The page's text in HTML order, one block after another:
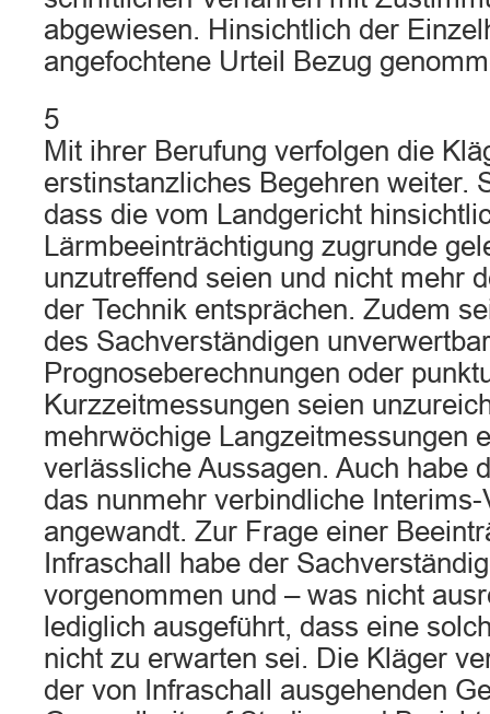
abgewiesen. Hinsichtlich der
angefochtene Urteil Bezug
5
Mit ihrer Berufung verfolgen die
erstinstanzliches Begehren weiter.
dass die vom Landgericht
Lärmbeeinträchtigung zugrunde
unzutreffend seien und nicht mehr
der Technik entsprächen. Zudem
des Sachverständigen
Prognoseberechnungen oder
Kurzzeitmessungen seien
mehrwöchige Langzeitmessungen
verlässliche Aussagen. Auch habe
das nunmehr verbindliche
angewandt. Zur Frage einer
Infraschall habe der
vorgenommen und – was nicht
lediglich ausgeführt, dass eine
nicht zu erwarten sei. Die Kläger
der von Infraschall ausgehenden